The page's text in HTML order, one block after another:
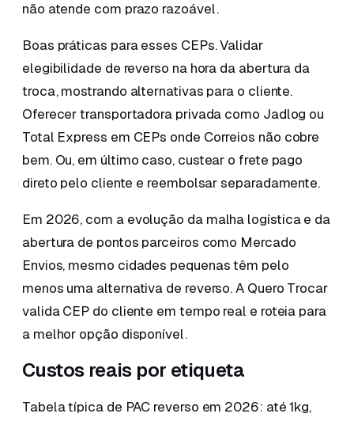
não atende com prazo razoável.
Boas práticas para esses CEPs. Validar
elegibilidade de reverso na hora da abertura da
troca, mostrando alternativas para o cliente.
Oferecer transportadora privada como Jadlog ou
Total Express em CEPs onde Correios não cobre
bem. Ou, em último caso, custear o frete pago
direto pelo cliente e reembolsar separadamente.
Em 2026, com a evolução da malha logística e da
abertura de pontos parceiros como Mercado
Envios, mesmo cidades pequenas têm pelo
menos uma alternativa de reverso. A Quero Trocar
valida CEP do cliente em tempo real e roteia para
a melhor opção disponível.
Custos reais por etiqueta
Tabela típica de PAC reverso em 2026: até 1kg,